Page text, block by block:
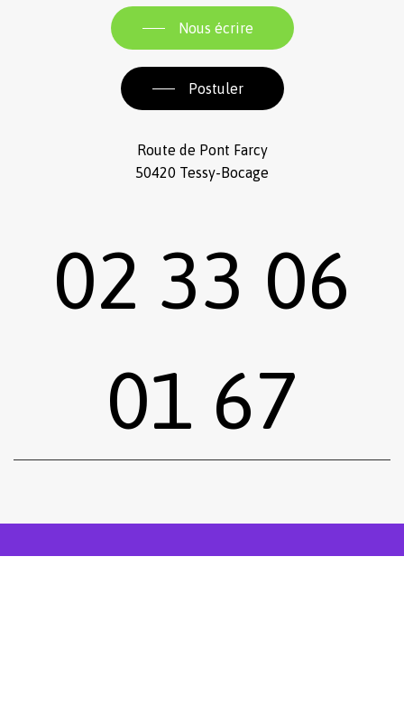
Sous-total : 0,00€
Nous écrire
Postuler
Route de Pont Farcy
50420 Tessy-Bocage
02 33 06
01 67